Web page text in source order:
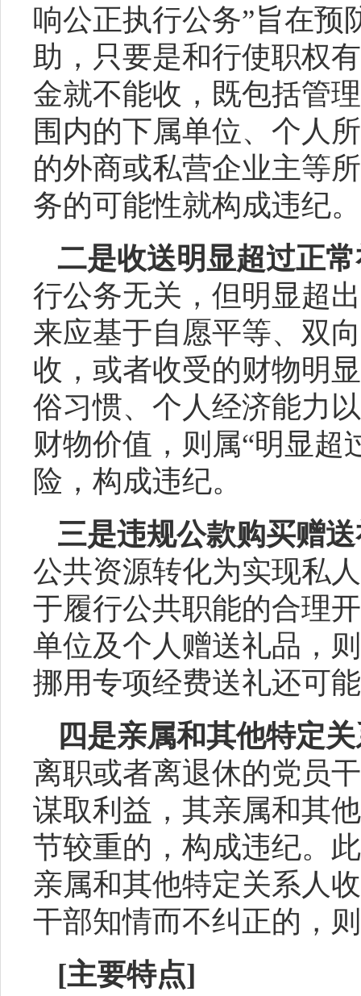
响公正执行公务”旨在预
助，只要是和行使职权
金就不能收，既包括管
围内的下属单位、个人
的外商或私营企业主等
务的可能性就构成违纪。
二是收送明显超过正
行公务无关，但明显超
来应基于自愿平等、双
收，或者收受的财物明
俗习惯、个人经济能力
财物价值，则属“明显超
险，构成违纪。
三是违规公款购买赠
公共资源转化为实现私
于履行公共职能的合理
单位及个人赠送礼品，
挪用专项经费送礼还可
四是亲属和其他特定
离职或者离退休的党员
谋取利益，其亲属和其
节较重的，构成违纪。
亲属和其他特定关系人
干部知情而不纠正的，
[主要特点]